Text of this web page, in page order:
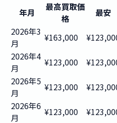
年月
最高買取価
格
最安
2026年3
月
¥163,000
2026年4
月
¥123,000
2026年5
月
¥123,000
2026年6
月
¥123,000